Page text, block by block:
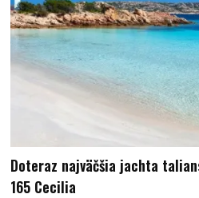
Doteraz najväčšia jachta
165 Cecilia